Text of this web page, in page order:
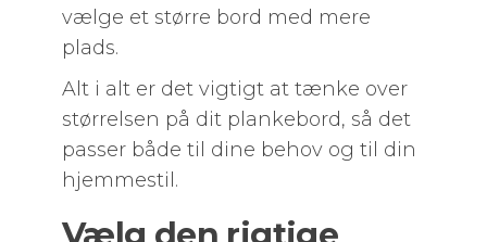
vælge et større bord med mere
plads.
Alt i alt er det vigtigt at tænke over
størrelsen på dit plankebord, så det
passer både til dine behov og til din
hjemmestil.